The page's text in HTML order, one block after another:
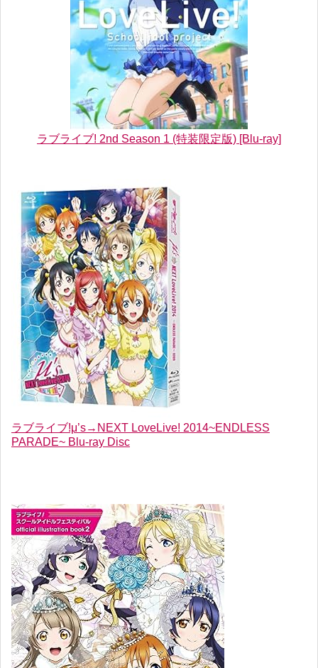
ラブライブ! 2nd Season 1 (特装限定版) [Blu-ray]
ラブライブ!μ’s→NEXT LoveLive! 2014~ENDLESS
PARADE~ Blu-ray Disc